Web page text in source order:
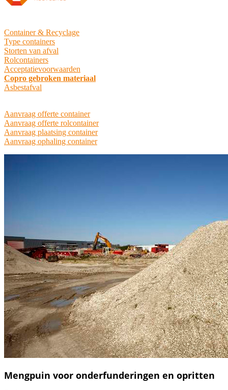
Container & Recyclage
Type containers
Storten van afval
Rolcontainers
Acceptatievoorwaarden
Copro gebroken materiaal
Asbestafval
Aanvraag offerte container
Aanvraag offerte rolcontainer
Aanvraag plaatsing container
Aanvraag ophaling container
Mengpuin voor onderfunderingen en opritten